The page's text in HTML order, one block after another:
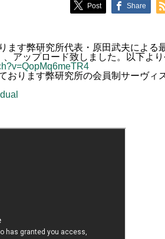
Post Share
ます弊研究所代表・原田武夫による
アップロード致しました。以下より
おります弊研究所の会員制サーヴ